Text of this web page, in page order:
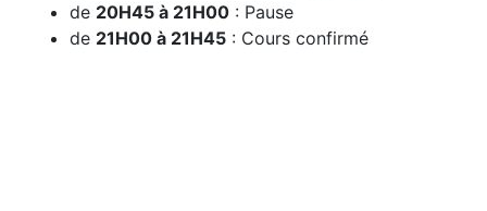
de 20H45 à 21H00 : Pause
de 21H00 à 21H45 : Cours confirmé